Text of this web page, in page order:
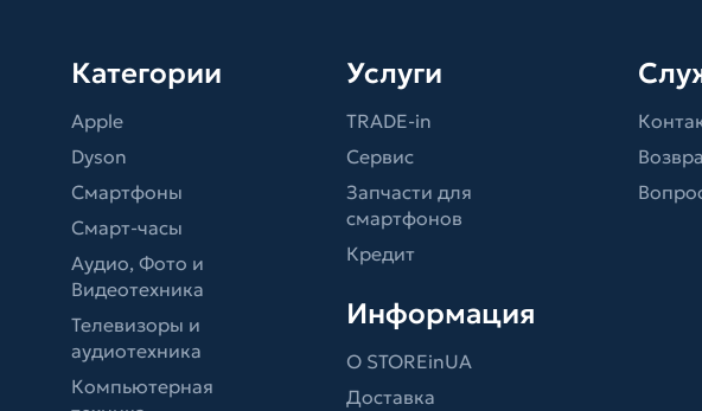
Категории
Apple
Dyson
Смартфоны
Смарт-часы
Аудио, Фото и
Видеотехника
Телевизоры и
аудиотехника
Компьютерная
Услуги
TRADE-in
Сервис
Запчасти для
смартфонов
Кредит
Информация
О STOREinUA
Доставка